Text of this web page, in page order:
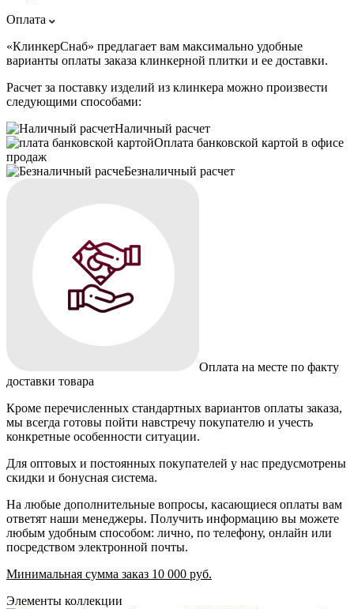
Оплата
«КлинкерСнаб» предлагает вам максимально удобные
варианты оплаты заказа клинкерной плитки и ее доставки.
Расчет за поставку изделий из клинкера можно произвести
следующими способами:
Наличный расчет
Оплата банковской картой в офисе
продаж
Безналичный расчет
Оплата на месте по факту
доставки товара
Кроме перечисленных стандартных вариантов оплаты заказа,
мы всегда готовы пойти навстречу покупателю и учесть
конкретные особенности ситуации.
Для оптовых и постоянных покупателей у нас предусмотрены
скидки и бонусная система.
На любые дополнительные вопросы, касающиеся оплаты вам
ответят наши менеджеры. Получить информацию вы можете
любым удобным способом: лично, по телефону, онлайн или
посредством электронной почты.
Минимальная сумма заказ 10 000 руб.
Элементы коллекции